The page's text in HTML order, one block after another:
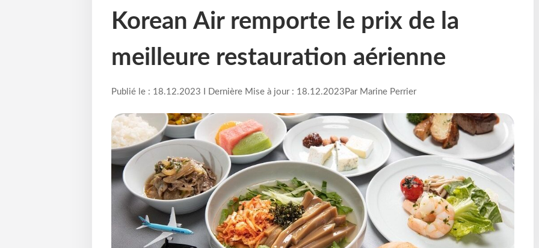
Korean Air remporte le prix de la
meilleure restauration aérienne
Publié le : 18.12.2023 I Dernière Mise à jour : 18.12.2023 Par Marine Perrier